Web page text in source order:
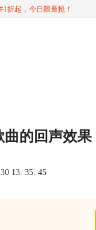
折起，今日限量抢！
曲的回声效果
13: 35: 45